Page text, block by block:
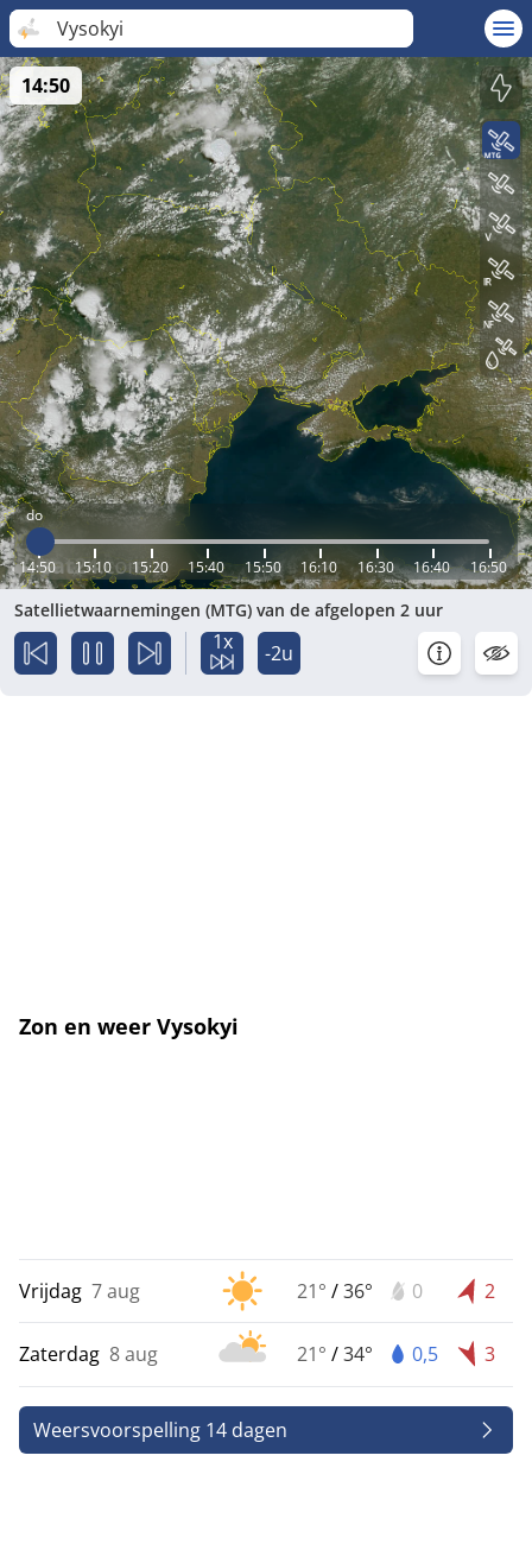
Vysokyi
do
14:50 15:10 15:20 15:40 15:50 16:10 16:30 16:40 16:50
14:50
Satellietwaarnemingen (MTG) van de afgelopen 2 uur
1x -2u
Zon en weer Vysokyi
Vrijdag 7 aug 21° /36° 0 2
Zaterdag 8 aug 21° /34° 0,5 3
Weersvoorspelling 14 dagen